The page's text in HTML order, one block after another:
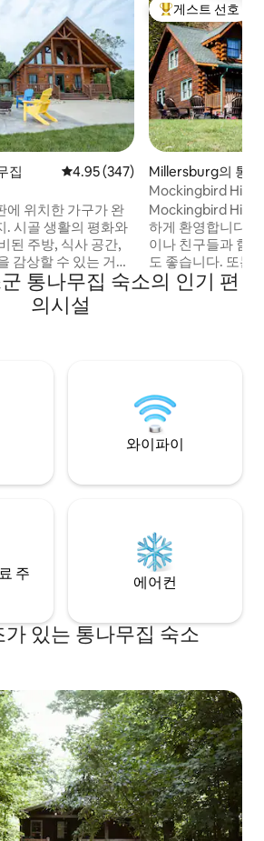
집 평점 4.95점(5점 만점), 후기 347
4.95 (347)
에 위치한 가구가 완
. 시골 생활의 평화와
된 주방, 식사 공간,
감상할 수 있는 거실,
는 마스터 침실, 퀸
대형 로프트, 세탁
형 욕실, 지하에 차고
륭한 레스토랑 중 하
보세요.
상위 게스트 선호
게스트 선호
Millersburg의 통
Mockingbird Hill
Mockingbird Hill
하게 환영합니다!
이나 친구들과 함
도 좋습니다. 또는
특한 작은 마을 관
매일 저녁 4베드
길 수 있습니다!
통나무집 숙소의 인기 편
의시설
와이파이
주
에어컨
가 있는 통나무집 숙소